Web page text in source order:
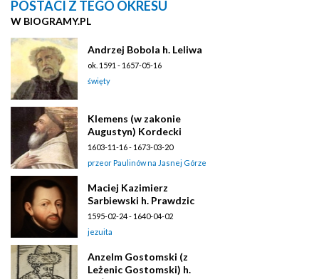
POSTACI Z TEGO OKRESU
W BIOGRAMY.PL
Andrzej Bobola h. Leliwa
ok. 1591 - 1657-05-16
święty
Klemens (w zakonie
Augustyn) Kordecki
1603-11-16 - 1673-03-20
przeor Paulinów na Jasnej Górze
Maciej Kazimierz
Sarbiewski h. Prawdzic
1595-02-24 - 1640-04-02
jezuita
Anzelm Gostomski (z
Leżenic Gostomski) h.